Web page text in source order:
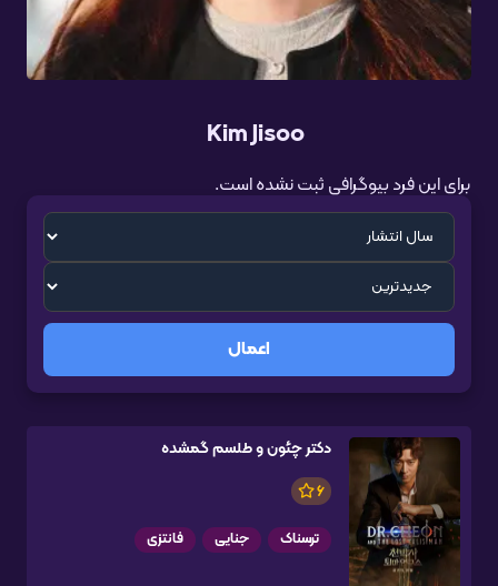
Kim Jisoo
برای این فرد بیوگرافی ثبت نشده است.
اعمال
دکتر چئون و طلسم گمشده
6
ترسناک جنایی فانتزی